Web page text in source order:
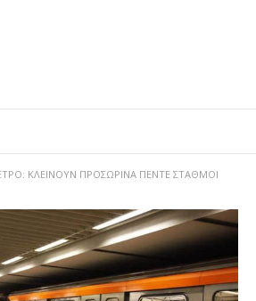
ΚΛΕΙΝΟΥΝ ΠΡΟΣΩΡΙΝΑ ΠΕΝΤΕ ΣΤΑΘΜΟΙ